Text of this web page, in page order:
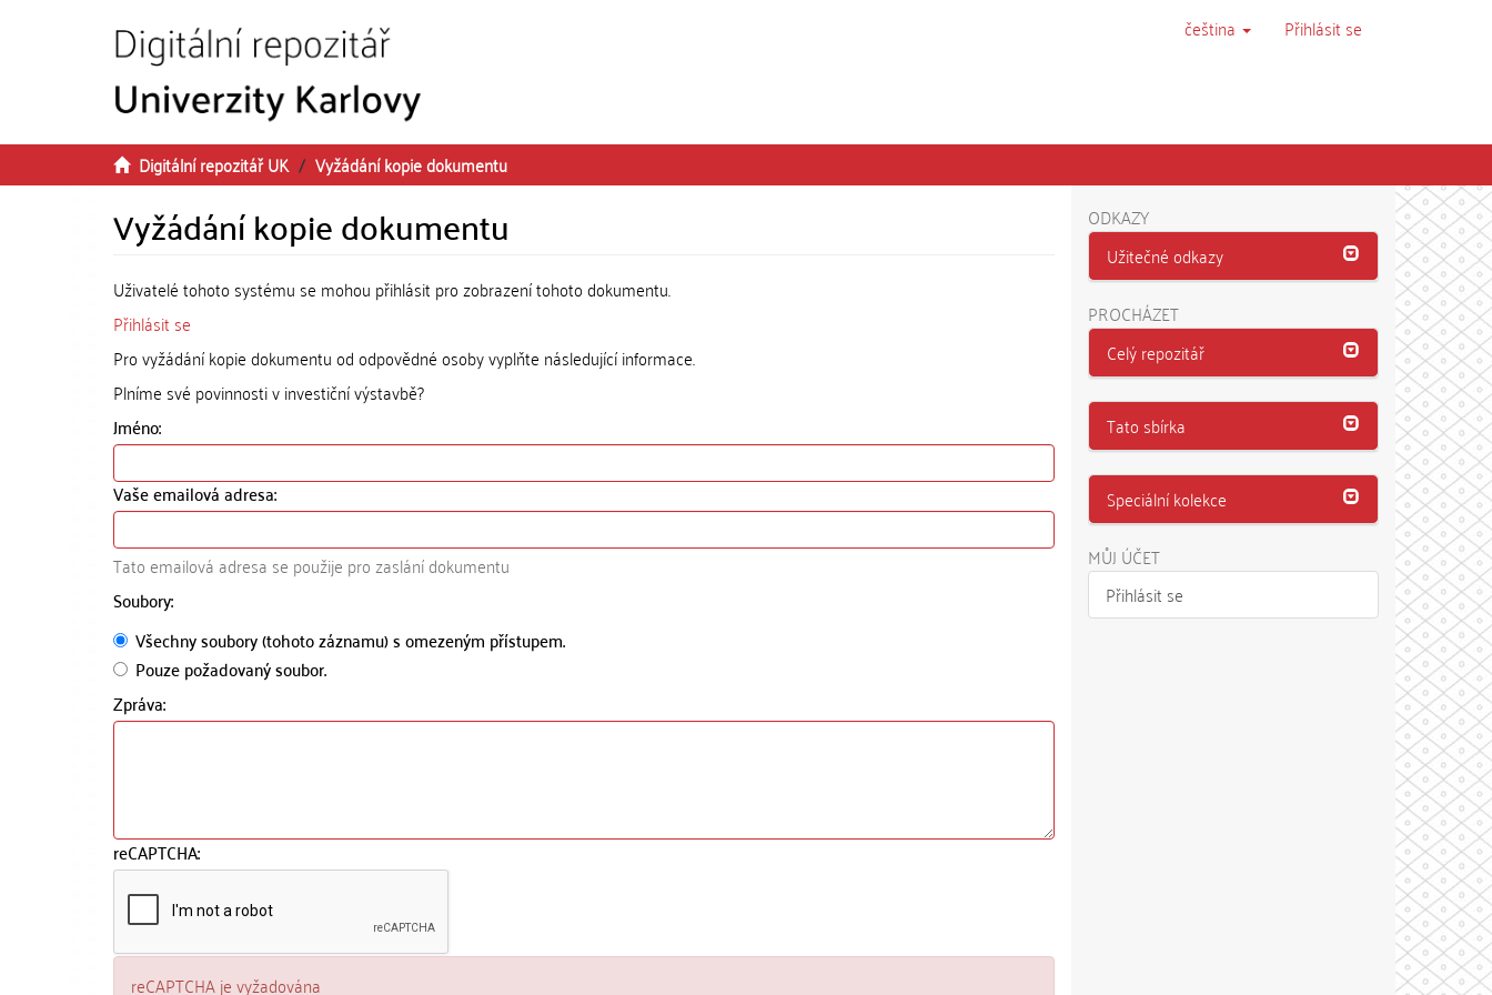
čeština Přihlásit se
Digitální repozitář UK Vyžádání kopie dokumentu
Vyžádání kopie dokumentu
Uživatelé tohoto systému se mohou přihlásit pro zobrazení tohoto dokumentu.
Přihlásit se
Pro vyžádání kopie dokumentu od odpovědné osoby vyplňte následující informace.
Plníme své povinnosti v investiční výstavbě?
Jméno:
Vaše emailová adresa:
Tato emailová adresa se použije pro zaslání dokumentu
Soubory:
Všechny soubory (tohoto záznamu) s omezeným přístupem.
Pouze požadovaný soubor.
Zpráva:
reCAPTCHA:
reCAPTCHA je vyžadována
ODKAZY
Užitečné odkazy
PROCHÁZET
Celý repozitář
Tato sbírka
Speciální kolekce
MŮJ ÚČET
Přihlásit se